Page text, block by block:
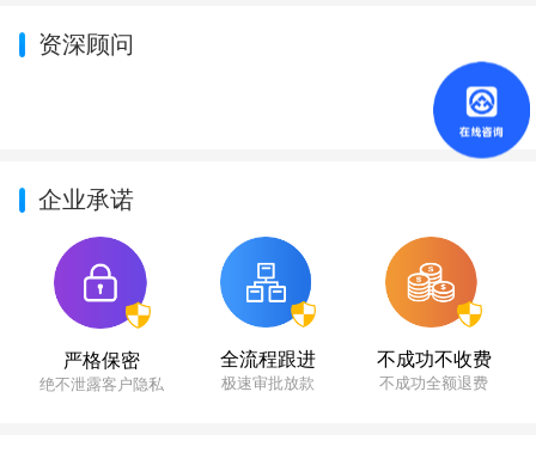
资深顾问
企业承诺
严格保密
绝不泄露客户隐私
全流程跟进
极速审批放款
不成功不收费
不成功全额退费